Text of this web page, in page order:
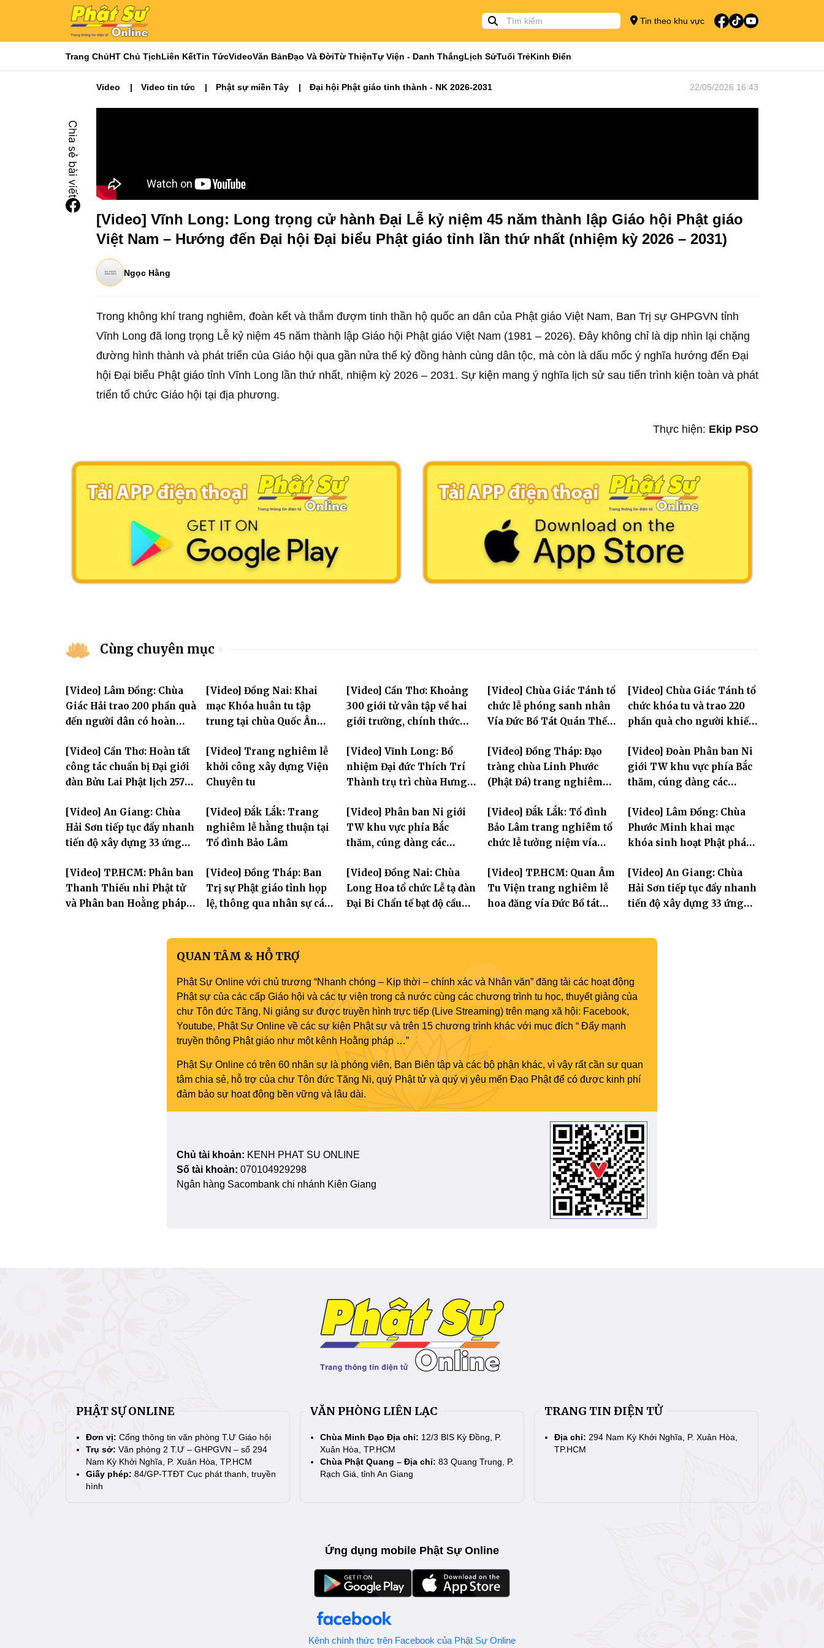
Tin theo khu vực
Trang ChủHT Chủ TịchLiên KếtTin TứcVideoVăn BảnĐạo Và ĐờiTừ ThiệnTự Viện - Danh ThắngLịch SửTuổi TrẻKinh Điển
Video Video tin tức Phật sự miền Tây Đại hội Phật giáo tỉnh thành - NK 2026-2031 22/05/2026 16:43
[Video] Vĩnh Long: Long trọng cử hành Đại Lễ kỷ niệm 45 năm thành lập Giáo hội Phật giáo
Việt Nam – Hướng đến Đại hội Đại biểu Phật giáo tỉnh lần thứ nhất (nhiệm kỳ 2026 – 2031)
Ngọc Hằng
Trong không khí trang nghiêm, đoàn kết và thắm đượm tinh thần hộ quốc an dân của Phật giáo Việt Nam, Ban Trị sự GHPGVN tỉnh
Vĩnh Long đã long trọng Lễ kỷ niệm 45 năm thành lập Giáo hội Phật giáo Việt Nam (1981 – 2026). Đây không chỉ là dịp nhìn lại chặng
đường hình thành và phát triển của Giáo hội qua gần nửa thế kỷ đồng hành cùng dân tộc, mà còn là dấu mốc ý nghĩa hướng đến Đại
hội Đại biểu Phật giáo tỉnh Vĩnh Long lần thứ nhất, nhiệm kỳ 2026 – 2031. Sự kiện mang ý nghĩa lịch sử sau tiến trình kiện toàn và phát
triển tổ chức Giáo hội tại địa phương.
Thực hiện: Ekip PSO
Cùng chuyên mục
[Video] Lâm Đồng: Chùa
Giác Hải trao 200 phần quà
đến người dân có hoàn
Dương
[Video] Đồng Nai: Khai
mạc Khóa huân tu tập
trung tại chùa Quốc Ân
[Video] Cần Thơ: Khoảng
300 giới tử vân tập về hai
giới trường, chính thức
đàn Bửu Lai PL.2570
[Video] Chùa Giác Tánh tổ
chức lễ phóng sanh nhân
Vía Đức Bồ Tát Quán Thế
[Video] Chùa Giác Tánh tổ
chức khóa tu và trao 220
phần quà cho người khiếm
[Video] Cần Thơ: Hoàn tất
công tác chuẩn bị Đại giới
đàn Bửu Lai Phật lịch 2570,
đăng đàn cầu giới
[Video] Trang nghiêm lễ
khởi công xây dựng Viện
Chuyên tu
[Video] Vĩnh Long: Bổ
nhiệm Đại đức Thích Trí
Thành trụ trì chùa Hưng
[Video] Đồng Tháp: Đạo
tràng chùa Linh Phước
(Phật Đá) trang nghiêm
Hòa thượng Thích Nhuận
Sanh lần thứ 11
[Video] Đoàn Phân ban Ni
giới TW khu vực phía Bắc
thăm, cúng dàng các
mùa an cư PL.2570
[Video] An Giang: Chùa
Hải Sơn tiếp tục đẩy nhanh
tiến độ xây dựng 33 ứng
Âm
[Video] Đắk Lắk: Trang
nghiêm lễ hằng thuận tại
Tổ đình Bảo Lâm
[Video] Phân ban Ni giới
TW khu vực phía Bắc
thăm, cúng dàng các
Yên và thành phố Hải
Phòng
[Video] Đắk Lắk: Tổ đình
Bảo Lâm trang nghiêm tổ
chức lễ tưởng niệm vía
thành đạo và lễ Quy y Tam
bảo
[Video] Lâm Đồng: Chùa
Phước Minh khai mạc
khóa sinh hoạt Phật pháp
tay con" lần II
[Video] TP.HCM: Phân ban
Thanh Thiếu nhi Phật tử
và Phân ban Hoằng pháp
[Video] Đồng Tháp: Ban
Trị sự Phật giáo tỉnh họp
lệ, thông qua nhân sự các
[Video] Đồng Nai: Chùa
Long Hoa tổ chức Lễ tạ đàn
Đại Bi Chẩn tế bạt độ cầu
[Video] TP.HCM: Quan Âm
Tu Viện trang nghiêm lễ
hoa đăng vía Đức Bồ tát
[Video] An Giang: Chùa
Hải Sơn tiếp tục đẩy nhanh
tiến độ xây dựng 33 ứng
QUAN TÂM & HỖ TRỢ
Phật Sự Online với chủ trương “Nhanh chóng – Kịp thời – chính xác và Nhân văn” đăng tải các hoạt động
Phật sự của các cấp Giáo hội và các tự viện trong cả nước cùng các chương trình tu học, thuyết giảng của
chư Tôn đức Tăng, Ni giảng sư được truyền hình trực tiếp (Live Streaming) trên mạng xã hội: Facebook,
Youtube, Phật Sự Online về các sự kiện Phật sự và trên 15 chương trình khác với mục đích “ Đẩy mạnh
truyền thông Phật giáo như một kênh Hoằng pháp …”
Phật Sự Online có trên 60 nhân sự là phóng viên, Ban Biên tập và các bộ phận khác, vì vậy rất cần sự quan
tâm chia sẻ, hỗ trợ của chư Tôn đức Tăng Ni, quý Phật tử và quý vị yêu mến Đạo Phật để có được kinh phí
đảm bảo sự hoạt động bền vững và lâu dài.
Chủ tài khoản: KENH PHAT SU ONLINE
Số tài khoản: 070104929298
Ngân hàng Sacombank chi nhánh Kiên Giang
PHẬT SỰ ONLINE
Đơn vị: Cổng thông tin văn phòng T.Ư Giáo hội
Trụ sở: Văn phòng 2 T.Ư – GHPGVN – số 294
Nam Kỳ Khởi Nghĩa, P. Xuân Hòa, TP.HCM
Giấy phép: 84/GP-TTĐT Cục phát thanh, truyền
hình
VĂN PHÒNG LIÊN LẠC
Chùa Minh Đạo Địa chỉ: 12/3 BIS Kỳ Đồng, P.
Xuân Hòa, TP.HCM
Chùa Phật Quang – Địa chỉ: 83 Quang Trung, P.
Rạch Giá, tỉnh An Giang
TRANG TIN ĐIỆN TỬ
Địa chỉ: 294 Nam Kỳ Khởi Nghĩa, P. Xuân Hòa,
TP.HCM
Ứng dụng mobile Phật Sự Online
Kênh chính thức trên Facebook của Phật Sự Online